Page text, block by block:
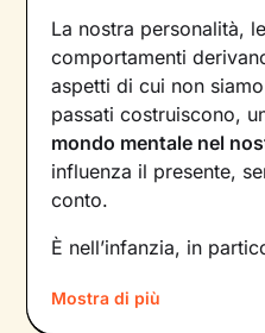
La nostra personalità,
comportamenti
aspetti di cui non
passati costruiscono,
mondo mentale nel
influenza il presente,
conto.
È nell’infanzia, in
e agire: leesperienze
Mostra di più